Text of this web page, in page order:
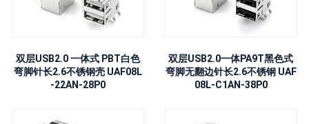
双层USB2.0 一体式 PBT白色
弯脚针长2.6不锈钢壳 UAF08L
-22AN-28P0
双层USB2.0一体PA9T黑色式
弯脚无翻边针长2.6不锈钢 UAF
08L-C1AN-38P0